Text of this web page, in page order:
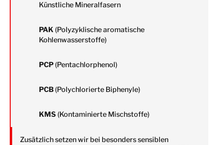
Künstliche Mineralfasern
PAK (Polyzyklische aromatische
Kohlenwasserstoffe)
PCP (Pentachlorphenol)
PCB (Polychlorierte Biphenyle)
KMS (Kontaminierte Mischstoffe)
Zusätzlich setzen wir bei besonders sensiblen